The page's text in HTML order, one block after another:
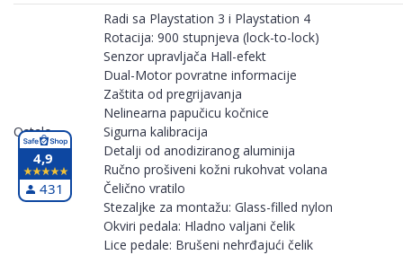
Ostalo
Radi sa Playstation 3 i Playstation 4
Rotacija: 900 stupnjeva (lock-to-lock)
Senzor upravljača Hall-efekt
Dual-Motor povratne informacije
Zaštita od pregrijavanja
Nelinearna papučicu kočnice
Sigurna kalibracija
Detalji od anodiziranog aluminija
Ručno prošiveni kožni rukohvat volana
Čelično vratilo
Stezaljke za montažu: Glass-filled nylon
Okviri pedala: Hladno valjani čelik
Lice pedale: Brušeni nehrđajući čelik
4,9
431